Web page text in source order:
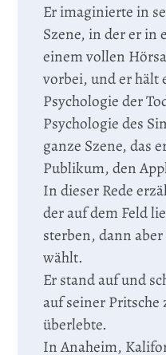
Er imaginierte in
Szene, in der er
einem vollen
vorbei, und er hält
Psychologie der
Psychologie des
ganze Szene, das
Publikum, den
In dieser Rede
der auf dem Feld
sterben, dann
wählt.
Er stand auf und
auf seiner
überlebte.
In Anaheim,